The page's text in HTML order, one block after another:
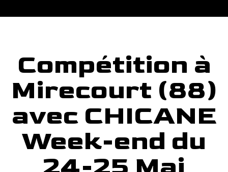
Compétition à
Mirecourt (88)
avec CHICANE
Week-end du